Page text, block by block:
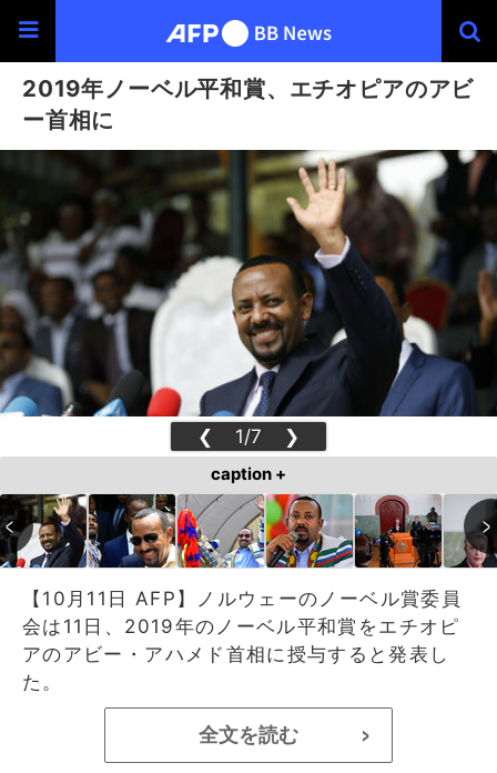
2019年ノーベル平和賞、エチオピアのアビ
ー首相に
❮ 1/7 ❯
caption +
【10月11日 AFP】ノルウェーのノーベル賞委員
会は11日、2019年のノーベル平和賞をエチオピ
アのアビー・アハメド首相に授与すると発表し
た。
全文を読む >